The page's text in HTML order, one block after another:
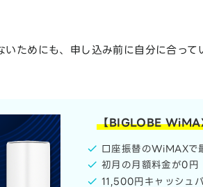
ためにも、申し込み前に自分に合って
【BIGLOBE
口座振替のWiMAXで
初月の月額料金が0円
11,500円キャッシュ